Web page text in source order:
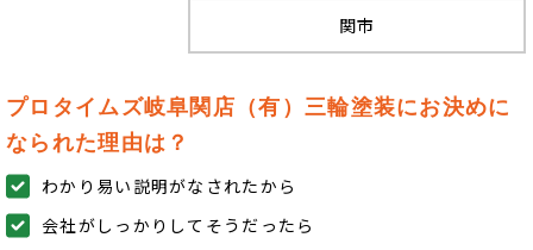
関市
プロタイムズ岐阜関店（有）三輪塗装にお決めに
なられた理由は？
わかり易い説明がなされたから
会社がしっかりしてそうだったら